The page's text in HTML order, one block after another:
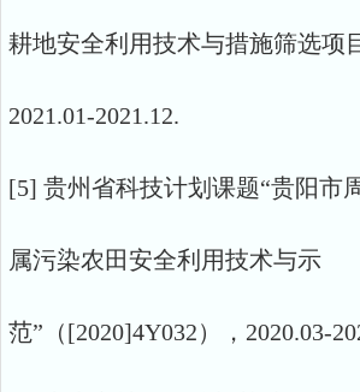
耕地安全利用技术与措施筛选项
2021.01-2021.12.
[5] 贵州省科技计划课题“贵阳市
属污染农田安全利用技术与示
范”（[2020]4Y032），2020.03-